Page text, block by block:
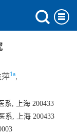
萍1a,
系, 上海 200433
系, 上海 200433